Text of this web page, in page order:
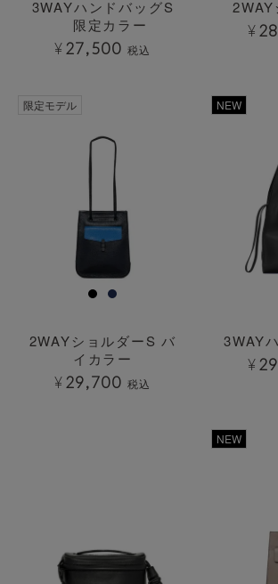
3WAYハンドバッグS
限定カラー
¥ 27,500 税込
¥
限定モデル
2WAYショルダーS バ
イカラー
¥ 29,700 税込
NEW
3WAY
¥
NEW